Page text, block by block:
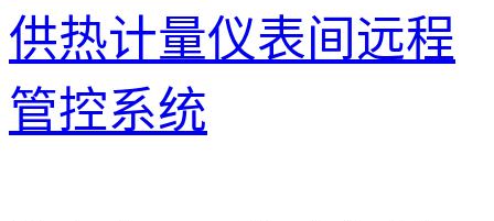
供热计量仪表间远程
管控系统